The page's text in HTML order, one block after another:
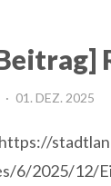
POSTED
01. DEZ. 2025
6/2025/12/